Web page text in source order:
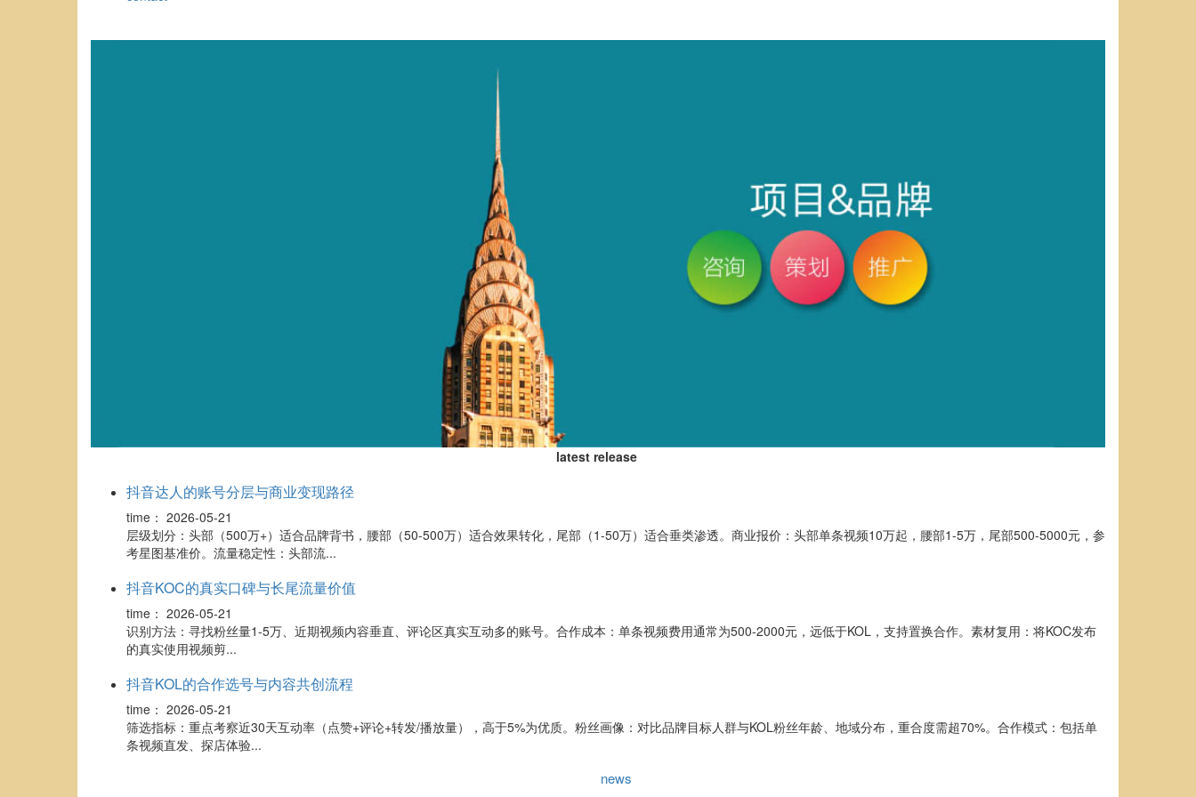
latest release
抖音达人的账号分层与商业变现路径
time： 2026-05-21
层级划分：头部（500万+）适合品牌背书，腰部（50-500万）适合效果转化，尾部（1-50万）适合垂类渗透。商业报价：头部单条视频10万起，腰部1-5万，尾部500-5000元，参
考星图基准价。流量稳定性：头部流...
抖音KOC的真实口碑与长尾流量价值
time： 2026-05-21
识别方法：寻找粉丝量1-5万、近期视频内容垂直、评论区真实互动多的账号。合作成本：单条视频费用通常为500-2000元，远低于KOL，支持置换合作。素材复用：将KOC发布
的真实使用视频剪...
抖音KOL的合作选号与内容共创流程
time： 2026-05-21
筛选指标：重点考察近30天互动率（点赞+评论+转发/播放量），高于5%为优质。粉丝画像：对比品牌目标人群与KOL粉丝年龄、地域分布，重合度需超70%。合作模式：包括单
条视频直发、探店体验...
news